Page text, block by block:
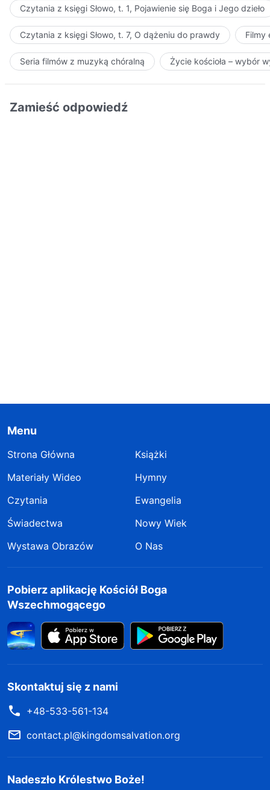
Czytania z księgi Słowo, t. 1, Pojawienie się Boga i Jego dzieło
Czytania z księgi Słowo, t. 7, O dążeniu do prawdy Filmy
Seria filmów z muzyką chóralną Życie kościoła – wybór
Zamieść odpowiedź
Menu
Strona Główna
Książki
Materiały Wideo
Hymny
Czytania
Ewangelia
Świadectwa
Nowy Wiek
Wystawa Obrazów
O Nas
Pobierz aplikację Kościół Boga
Wszechmogącego
Skontaktuj się z nami
+48-533-561-134
contact.pl@kingdomsalvation.org
Nadeszło Królestwo Boże!